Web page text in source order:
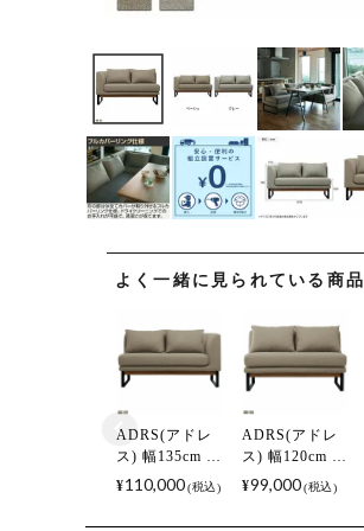
よく一緒に見られている商品
ADRS(アドレ
ス) 幅135cm リ
ビングダイニ
ングソファ 2人
¥110,000 税込
ADRS(アドレ
ス) 幅120cm リ
ビングダイニ
ングソファ 2人
¥99,000 税込